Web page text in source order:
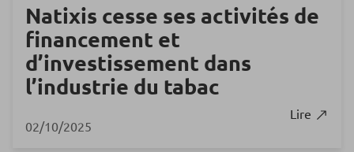
Natixis cesse ses activités de
financement et
d’investissement dans
l’industrie du tabac
02/10/2025
Lire